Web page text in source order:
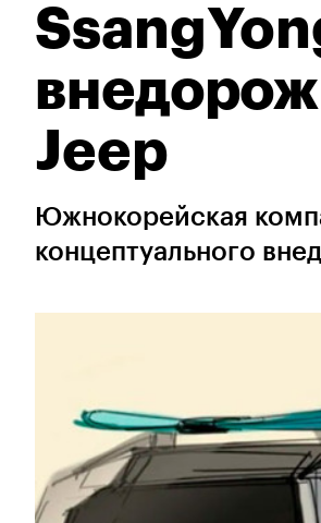
Jeep
Южнокорейская
концептуального